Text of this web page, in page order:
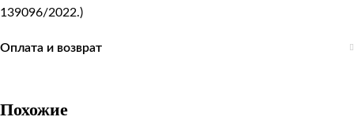
139096/2022.)
Оплата и возврат
Похожие